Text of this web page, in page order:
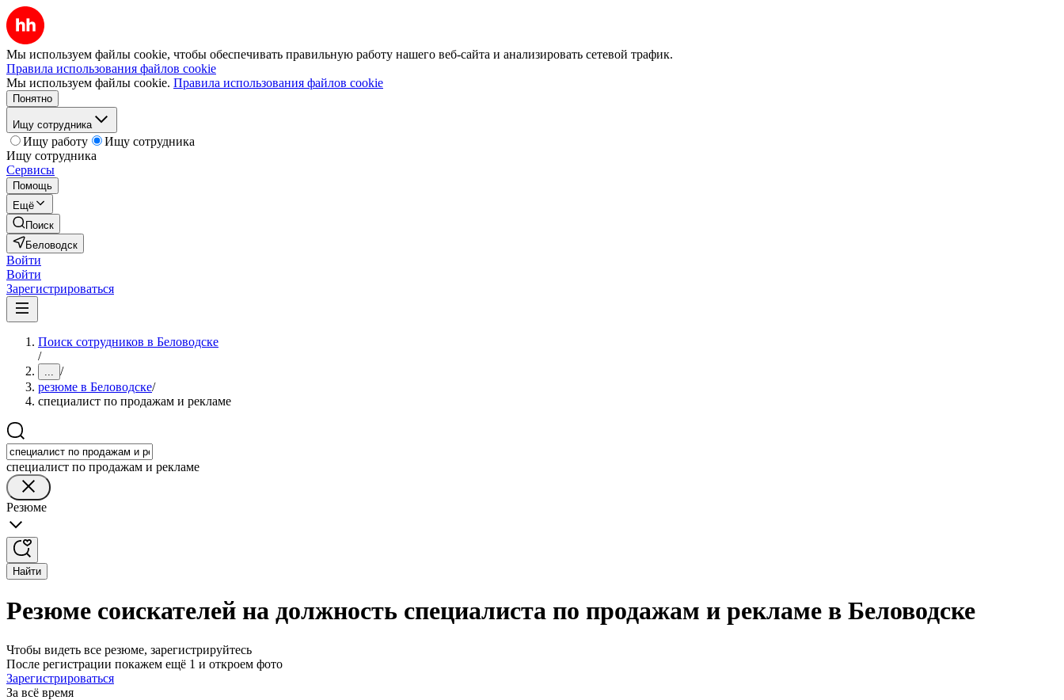
Мы используем файлы cookie, чтобы обеспечивать правильную работу нашего веб-сайта и анализировать сетевой трафик.
Правила использования файлов cookie
Мы используем файлы cookie. Правила использования файлов cookie
Понятно
Ищу сотрудника
Ищу работу
Ищу сотрудника
Ищу сотрудника
Сервисы
Помощь
Ещё
Поиск
Беловодск
Войти
Войти
Зарегистрироваться
Поиск сотрудников в Беловодске
/
... /
резюме в Беловодске/
специалист по продажам и рекламе
специалист по продажам и рекламе
Резюме
Найти
Резюме соискателей на должность специалиста по продажам и рекламе в Беловодске
Чтобы видеть все резюме, зарегистрируйтесь
После регистрации покажем ещё 1 и откроем фото
Зарегистрироваться
За всё время